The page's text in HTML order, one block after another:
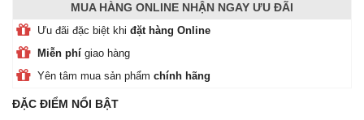
MUA HÀNG ONLINE NHẬN NGAY ƯU ĐÃI
Ưu đãi đặc biệt khi đặt hàng Online
Miễn phí giao hàng
Yên tâm mua sản phẩm chính hãng
ĐẶC ĐIỂM NỔI BẬT